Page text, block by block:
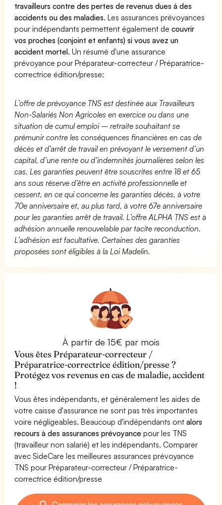
travailleurs contre des pertes de revenus dues à des
accidents ou des maladies. Les assurances prévoyances
pour indépendants permettent également decouvrir
vos proches (conjoint et enfants) si vous avez un
accident mortel. Un résumé d'une assurance
prévoyance pour Préparateur-correcteur / Préparatrice-
correctrice édition/presse:
L’offre de prévoyance TNS est destinée aux Travailleurs
Non-Salariés Non Agricoles en exercice ou dans une
situation de cumul emploi – retraite souhaitant se
prémunir contre les conséquences financières en cas de
décès et d’arrêt de travail en prévoyant le versement d’un
capital, d’une rente ou d’indemnités journalières selon les
cas. Les garanties peuvent être souscrites entre 18 et 65
ans sous réserve d’être en activité professionnelle et
cessent, en ce qui concerne les garanties décès, à votre
70e anniversaire et, au plus tard, à votre 67e anniversaire
pour les garanties arrêt de travail. L’offre ALPHA TNS est à
adhésion annuelle renouvelable par tacite reconduction.
L’adhésion est facultative. Certaines des garanties
proposées sont éligibles à la Loi Madelin.
À partir de 15€ par mois
Vous êtes Préparateur-correcteur /
Préparatrice-correctrice édition/presse ?
Protégez vos revenus en cas de maladie, accident
!
Vous êtes indépendants, et généralement les aides de
votre caisse d'assurance ne sont pas très importantes
voire négligeables. Beaucoup d'indépendants ontalors
recours à des assurances prévoyance pour les TNS
(travailleur non salarié) et les indépendants. Comparer
avec SideCare les meilleures assurances prévoyance
TNS pour Préparateur-correcteur / Préparatrice-
correctrice édition/presse